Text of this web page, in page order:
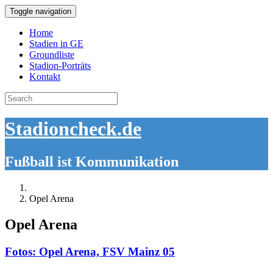
Toggle navigation
Home
Stadien in GE
Groundliste
Stadion-Porträts
Kontakt
Search
for:
Stadioncheck.de
Fußball ist Kommunikation
Opel Arena
Opel Arena
Fotos: Opel Arena, FSV Mainz 05